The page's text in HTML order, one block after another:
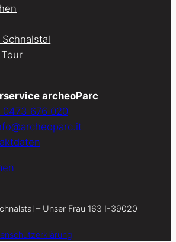
archeoParc
0473 676 020
– Unser Frau 163 I-39020